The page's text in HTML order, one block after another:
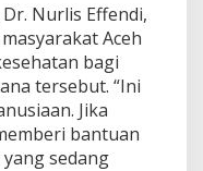
Nurlis Effendi,
Aceh
bagi
tersebut. “Ini
Jika
bantuan
sedang